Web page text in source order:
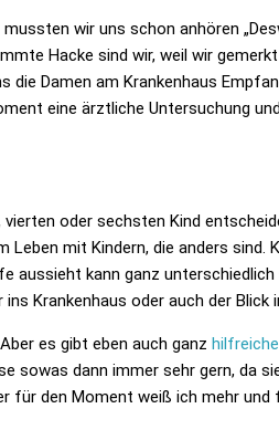
wir uns schon anhören
Hacke sind wir, weil wir
Damen am Krankenhaus
eine ärztliche Untersuchung
oder sechsten Kind
mit Kindern, die anders sind.
aussieht kann ganz unterschiedlich
Krankenhaus oder auch der Blick
es gibt eben auch ganz
sowas dann immer sehr gern, da
für den Moment weiß ich mehr und